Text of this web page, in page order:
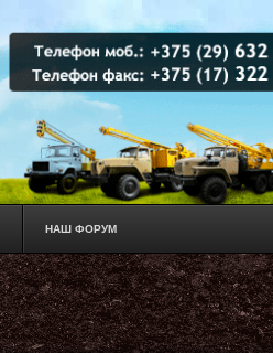
НАШ ФОРУМ